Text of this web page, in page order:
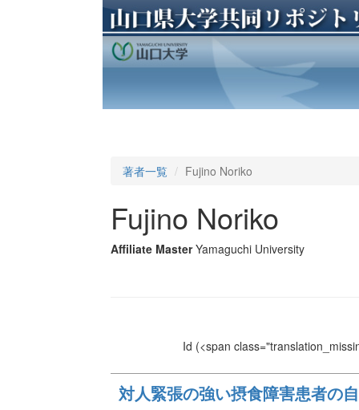
著者一覧 Fujino Noriko
Fujino Noriko
Affiliate Master Yamaguchi University
Id (<span
対人緊張の強い摂食障害患者の